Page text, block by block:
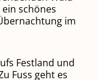
schönes
im
Festland und
Fuss geht es